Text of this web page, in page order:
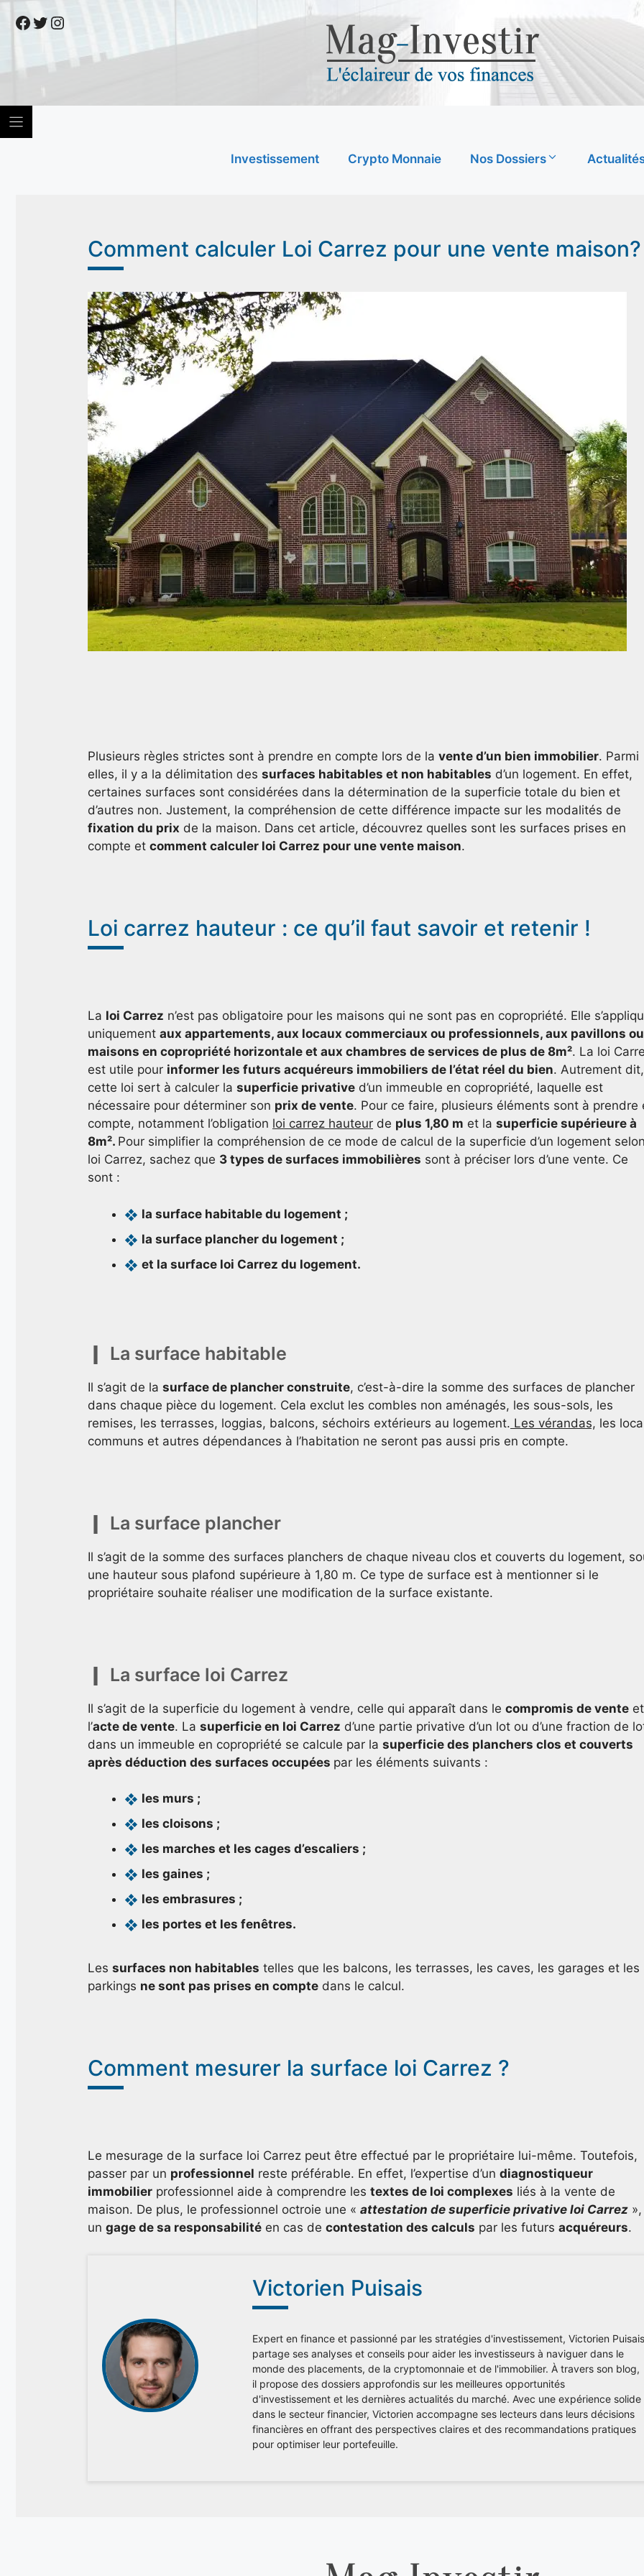
Facebook
Twitter
Instagram
Investissement Crypto Monnaie Nos Dossiers
Comment calculer Loi Carrez pour une vente maison?
Plusieurs règles strictes sont à prendre en compte lors de la vente d’un bien immobilier. Parmi
elles, il y a la délimitation des surfaces habitables et non habitables d’un logement. En effet,
certaines surfaces sont considérées dans la détermination de la superficie totale du bien et
d’autres non. Justement, la compréhension de cette différence impacte sur les modalités de
fixation du prix de la maison. Dans cet article, découvrez quelles sont les surfaces prises en
compte et comment calculer loi Carrez pour une vente maison.
Loi carrez hauteur : ce qu’il faut savoir et retenir !
La loi Carrez n’est pas obligatoire pour les maisons qui ne sont pas en copropriété. Elle
uniquement aux appartements, aux locaux commerciaux ou professionnels, aux pavillons ou
maisons en copropriété horizontale et aux chambres de services de plus de 8m². La loi
est utile pour informer les futurs acquéreurs immobiliers de l’état réel du bien. Autrement dit,
cette loi sert à calculer la superficie privative d’un immeuble en copropriété, laquelle est
nécessaire pour déterminer son prix de vente. Pour ce faire, plusieurs éléments sont à prendre
compte, notamment l’obligation loi carrez hauteur de plus 1,80 m et la superficie supérieure à
8m². Pour simplifier la compréhension de ce mode de calcul de la superficie d’un logement
loi Carrez, sachez que 3 types de surfaces immobilières sont à préciser lors d’une vente. Ce
sont :
la surface habitable du logement ;
la surface plancher du logement ;
et la surface loi Carrez du logement.
La surface habitable
Il s’agit de la surface de plancher construite, c’est-à-dire la somme des surfaces de plancher
dans chaque pièce du logement. Cela exclut les combles non aménagés, les sous-sols, les
remises, les terrasses, loggias, balcons, séchoirs extérieurs au logement. Les vérandas, les
communs et autres dépendances à l’habitation ne seront pas aussi pris en compte.
La surface plancher
Il s’agit de la somme des surfaces planchers de chaque niveau clos et couverts du logement,
une hauteur sous plafond supérieure à 1,80 m. Ce type de surface est à mentionner si le
propriétaire souhaite réaliser une modification de la surface existante.
La surface loi Carrez
Il s’agit de la superficie du logement à vendre, celle qui apparaît dans le compromis de vente et
l’acte de vente. La superficie en loi Carrez d’une partie privative d’un lot ou d’une fraction de
dans un immeuble en copropriété se calcule par la superficie des planchers clos et couverts
après déduction des surfaces occupées par les éléments suivants :
les murs ;
les cloisons ;
les marches et les cages d’escaliers ;
les gaines ;
les embrasures ;
les portes et les fenêtres.
Les surfaces non habitables telles que les balcons, les terrasses, les caves, les garages et les
parkings ne sont pas prises en compte dans le calcul.
Comment mesurer la surface loi Carrez ?
Le mesurage de la surface loi Carrez peut être effectué par le propriétaire lui-même. Toutefois,
passer par un professionnel reste préférable. En effet, l’expertise d’un diagnostiqueur
immobilier professionnel aide à comprendre les textes de loi complexes liés à la vente de
maison. De plus, le professionnel octroie une « attestation de superficie privative loi Carrez »,
un gage de sa responsabilité en cas de contestation des calculs par les futurs acquéreurs.
Victorien Puisais
Expert en finance et passionné par les stratégies d'investissement, Victorien Puisais
partage ses analyses et conseils pour aider les investisseurs à naviguer dans le
monde des placements, de la cryptomonnaie et de l'immobilier. À travers son blog,
il propose des dossiers approfondis sur les meilleures opportunités
d'investissement et les dernières actualités du marché. Avec une expérience solide
dans le secteur financier, Victorien accompagne ses lecteurs dans leurs décisions
financières en offrant des perspectives claires et des recommandations pratiques
pour optimiser leur portefeuille.